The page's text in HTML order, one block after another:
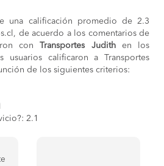
S/100
COMPRAR
S/110
una calificación promedio de 2.3
de acuerdo a los comentarios de
con
Transportes Judithen los
usuarios calificaron a Transportes
de los siguientes criterios:
2.1